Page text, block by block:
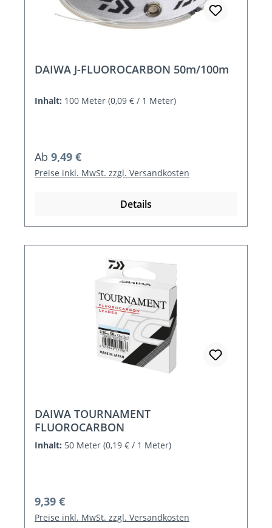
DAIWA J-FLUOROCARBON 50m/100m
Inhalt: 100 Meter (0,09 € / 1 Meter)
Regulärer Preis:
Ab 9,49 €
Preise inkl. MwSt. zzgl. Versandkosten
Details
DAIWA TOURNAMENT
FLUOROCARBON
Inhalt: 50 Meter (0,19 € / 1 Meter)
Regulärer Preis:
9,39 €
Preise inkl. MwSt. zzgl. Versandkosten